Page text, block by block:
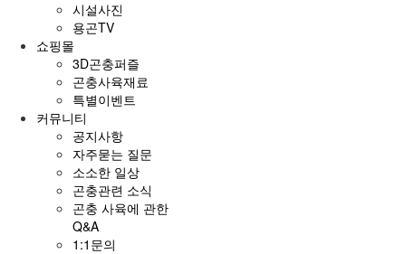
시설사진
용곤TV
쇼핑몰
3D곤충퍼즐
곤충사육재료
특별이벤트
커뮤니티
공지사항
자주묻는 질문
소소한 일상
곤충관련 소식
곤충 사육에 관한
Q&A
1:1문의